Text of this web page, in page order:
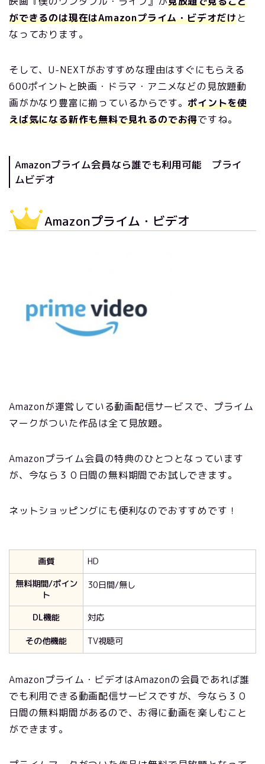
ができるのは現在はAmazonプライム・ビデオだけと
なっております。
そして、U-NEXTがおすすめな理由はすぐにもらえる
600ポイントと映画・ドラマ・アニメなどの見放題動
画がかなり豊富に揃っているからです。ポイントを使
えば気になる新作も無料で見れるのでお得ですね。
Amazonプライム会員なら誰でも利用可能 プライ
ムビデオ
Amazonプライム・ビデオ
Amazonが運営している動画配信サービスで、プライム
マークがついた作品は全て見放題。
Amazonプライム会員の特典のひとつとなっています
が、今なら３０日間の無料期間でお試しできます。
ネットショッピングにも便利なのでおすすめです！
画質
HD
無料期間/ポイン
ト
30日間/無し
DL機能
対応
その他機能
TV視聴可
Amazonプライム・ビデオはAmazonの会員であれば誰
でも利用できる動画配信サービスですが、今なら３０
日間の無料期間があるので、お得に動画を楽しむこと
ができます。